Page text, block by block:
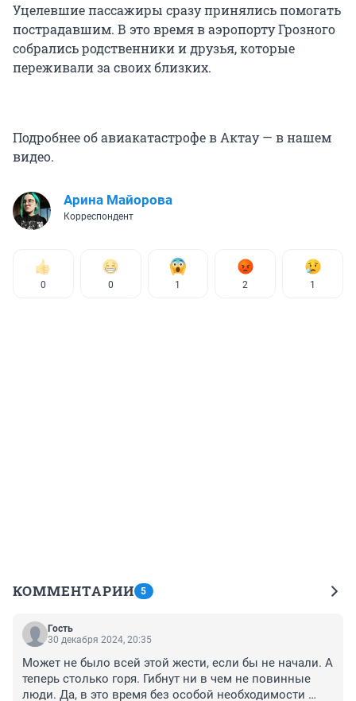
Уцелевшие пассажиры сразу принялись помогать
пострадавшим. В это время в аэропорту Грозного
собрались родственники и друзья, которые
переживали за своих близких.
Подробнее об авиакатастрофе в Актау — в нашем
видео.
Арина Майорова
Корреспондент
0 0 1 2 1
КОММЕНТАРИИ 5
Гость
30 декабря 2024, 20:35
Может не было всей этой жести, если бы не начали. А
теперь столько горя. Гибнут ни в чем не повинные
люди. Да, в это время без особой необходимости